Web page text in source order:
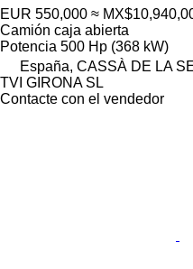
EUR 550,000 ≈
Camión caja abierta
Potencia 500 Hp (368 kW)
España, CASSÀ DE LA
TVI GIRONA SL
Contacte con el vendedor